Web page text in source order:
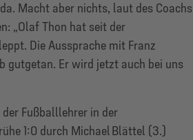
Macht aber nichts, laut des Coachs
„Olaf Thon hat seit der
Die Aussprache mit Franz
gutgetan. Er wird jetzt auch bei uns
Fußballlehrer in der
1:0 durch Michael Blättel (3.)